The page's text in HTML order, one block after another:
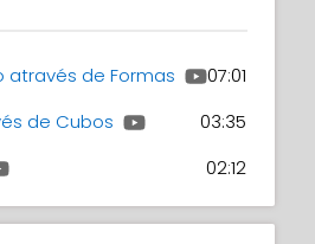
através de Formas
07:01
de Cubos
03:35
02:12